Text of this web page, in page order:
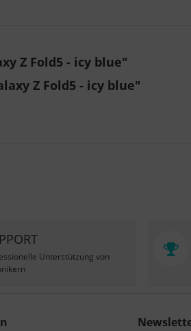
Z Fold5 - icy blue"
Z Fold5 - icy blue"
Unterstützung von